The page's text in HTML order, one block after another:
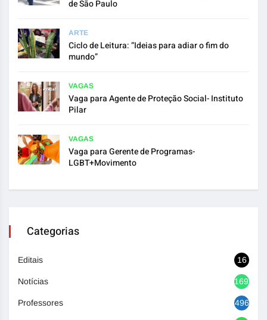
de São Paulo
ARTE
Ciclo de Leitura: “Ideias para adiar o fim do
mundo”
VAGAS
Vaga para Agente de Proteção Social- Instituto
Pilar
VAGAS
Vaga para Gerente de Programas-
LGBT+Movimento
Categorias
Editais 16
Notícias 1692
Professores 496